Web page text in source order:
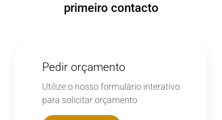
primeiro contacto
Pedir orçamento
Utilize o nosso formulário interativo
para solicitar orçamento